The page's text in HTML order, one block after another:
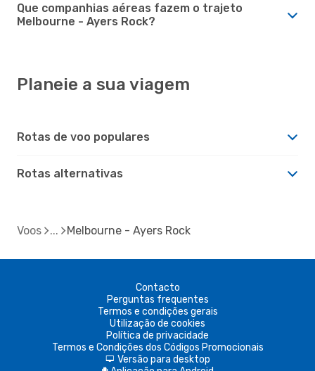
Que companhias aéreas fazem o trajeto
Melbourne - Ayers Rock?
Planeie a sua viagem
Rotas de voo populares
Rotas alternativas
Voos Melbourne - Ayers Rock
Contacto
Perguntas frequentes
Termos e condições gerais
Utilização de cookies
Política de privacidade
Termos e Condições dos Códigos Promocionais
d Versão para desktop